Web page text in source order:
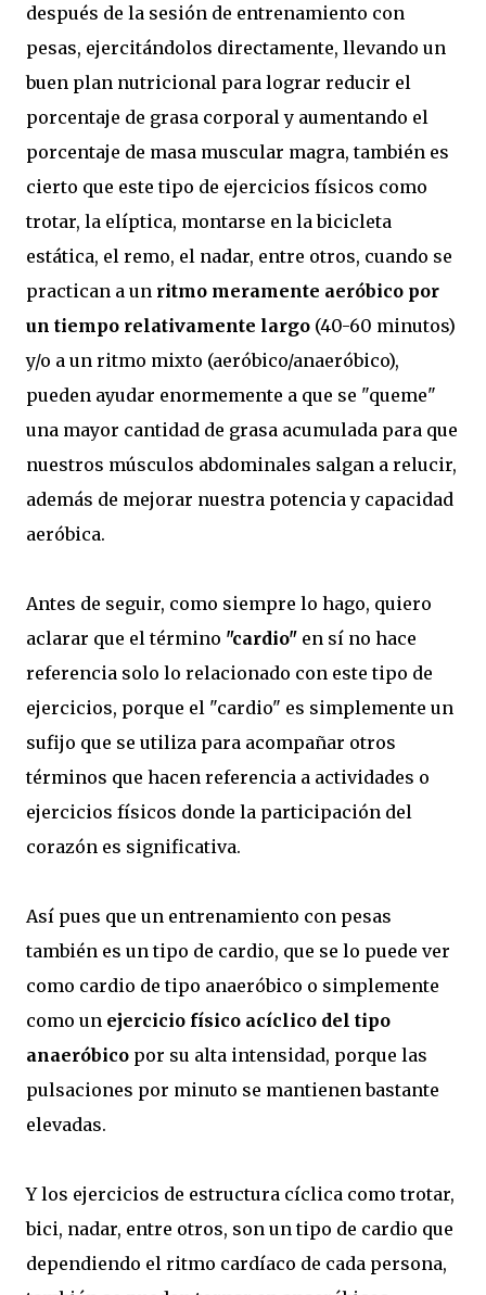
después de la sesión de entrenamiento con
pesas, ejercitándolos directamente, llevando un
buen plan nutricional para lograr reducir el
porcentaje de grasa corporal y aumentando el
porcentaje de masa muscular magra, también es
cierto que este tipo de ejercicios físicos como
trotar, la elíptica, montarse en la bicicleta
estática, el remo, el nadar, entre otros, cuando se
practican a un ritmo meramente aeróbico por
un tiempo relativamente largo (40-60 minutos)
y/o a un ritmo mixto (aeróbico/anaeróbico),
pueden ayudar enormemente a que se "queme"
una mayor cantidad de grasa acumulada para que
nuestros músculos abdominales salgan a relucir,
además de mejorar nuestra potencia y capacidad
aeróbica.
Antes de seguir, como siempre lo hago, quiero
aclarar que el término "cardio" en sí no hace
referencia solo lo relacionado con este tipo de
ejercicios, porque el "cardio" es simplemente un
sufijo que se utiliza para acompañar otros
términos que hacen referencia a actividades o
ejercicios físicos donde la participación del
corazón es significativa.
Así pues que un entrenamiento con pesas
también es un tipo de cardio, que se lo puede ver
como cardio de tipo anaeróbico o simplemente
como un ejercicio físico acíclico del tipo
anaeróbico por su alta intensidad, porque las
pulsaciones por minuto se mantienen bastante
elevadas.
Y los ejercicios de estructura cíclica como trotar,
bici, nadar, entre otros, son un tipo de cardio que
dependiendo el ritmo cardíaco de cada persona,